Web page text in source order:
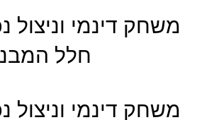
משחק דינמי וניצול
חלל
משחק דינמי וניצול